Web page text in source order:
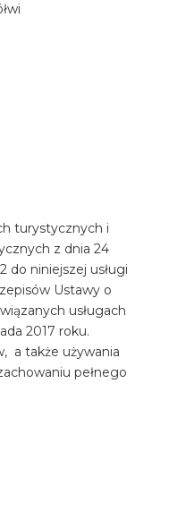
turystycznych i
z dnia 24
do niniejszej usługi
Ustawy o
usługach
2017 roku.
a także używania
pełnego